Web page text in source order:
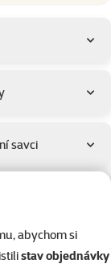
abychom si
stav objednávky
savci